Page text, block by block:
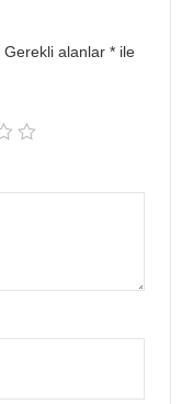
Gerekli alanlar* ile